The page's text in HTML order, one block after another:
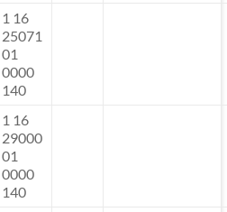
1 16
25071
01
0000
140
1 16
29000
01
0000
140